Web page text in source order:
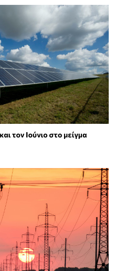
τον Ιούνιο στο μείγμα